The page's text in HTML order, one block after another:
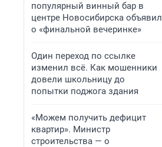
популярный винный бар в
центре Новосибирска объявил
о «финальной вечеринке»
Один переход по ссылке
изменил всё. Как мошенники
довели школьницу до
попытки поджога здания
«Можем получить дефицит
квартир». Министр
строительства — о